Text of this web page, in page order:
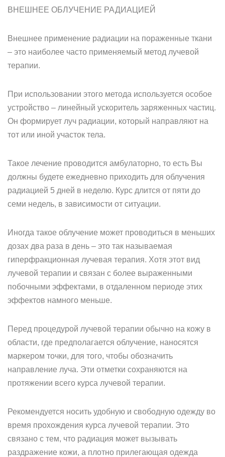
ВНЕШНЕЕ ОБЛУЧЕНИЕ РАДИАЦИЕЙ
Внешнее применение радиации на пораженные ткани
– это наиболее часто применяемый метод лучевой
терапии.
При использовании этого метода используется особое
устройство – линейный ускоритель заряженных частиц.
Он формирует луч радиации, который направляют на
тот или иной участок тела.
Такое лечение проводится амбулаторно, то есть Вы
должны будете ежедневно приходить для облучения
радиацией 5 дней в неделю. Курс длится от пяти до
семи недель, в зависимости от ситуации.
Иногда такое облучение может проводиться в меньших
дозах два раза в день – это так называемая
гиперфракционная лучевая терапия. Хотя этот вид
лучевой терапии и связан с более выраженными
побочными эффектами, в отдаленном периоде этих
эффектов намного меньше.
Перед процедурой лучевой терапии обычно на кожу в
области, где предполагается облучение, наносятся
маркером точки, для того, чтобы обозначить
направление луча. Эти отметки сохраняются на
протяжении всего курса лучевой терапии.
Рекомендуется носить удобную и свободную одежду во
время прохождения курса лучевой терапии. Это
связано с тем, что радиация может вызывать
раздражение кожи, а плотно прилегающая одежда